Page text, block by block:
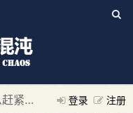
登录 注册
如果您觉得本站非常有看点，那么赶紧使用Ctrl+D 收藏我们吧